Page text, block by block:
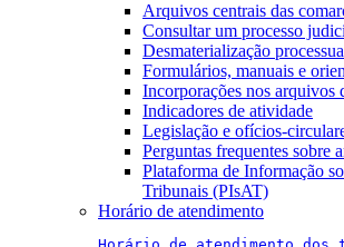
Arquivos centrais das
Consultar um processo
Desmaterialização
Formulários, manuais e
Incorporações nos arquivos
Indicadores de atividade
Legislação e ofícios-
Perguntas frequentes sobre
Plataforma de Informação
Tribunais (PIsAT)
Horário de atendimento